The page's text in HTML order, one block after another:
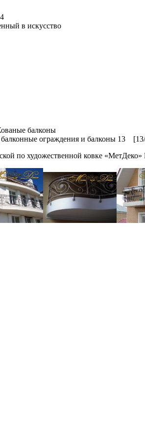
в искусство
балконы
ограждения и балконы 13
по художественной ковке